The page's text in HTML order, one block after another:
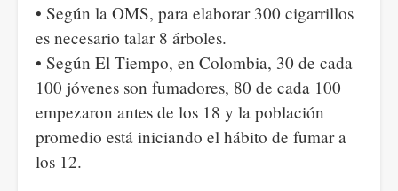
• Según la OMS, para elaborar 300 cigarrillos
es necesario talar 8 árboles.
• Según El Tiempo, en Colombia, 30 de cada
100 jóvenes son fumadores, 80 de cada 100
empezaron antes de los 18 y la población
promedio está iniciando el hábito de fumar a
los 12.